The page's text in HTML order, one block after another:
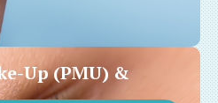
Up (PMU) &